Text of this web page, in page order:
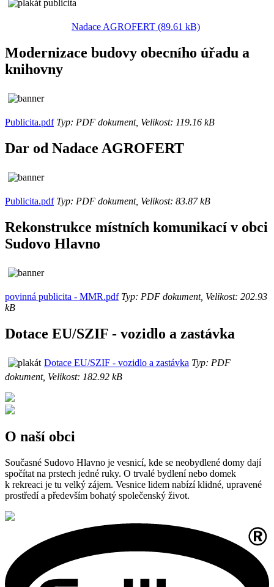
Nadace AGROFERT (89.61 kB)
Modernizace budovy obecního úřadu a
knihovny
Publicita.pdfTyp: PDF dokument, Velikost: 119.16 kB
Dar od Nadace AGROFERT
Publicita.pdfTyp: PDF dokument, Velikost: 83.87 kB
Rekonstrukce místních komunikací v obci
Sudovo Hlavno
povinná publicita - MMR.pdfTyp: PDF dokument, Velikost: 202.93
kB
Dotace EU/SZIF - vozidlo a zastávka
Dotace EU/SZIF - vozidlo a zastávka Typ: PDF
dokument, Velikost: 182.92 kB
O naší obci
Současné Sudovo Hlavno je vesnicí, kde se neobydlené domy dají
spočítat na prstech jedné ruky. O trvalé bydlení nebo domek
k rekreaci je tu velký zájem. Vesnice lidem nabízí klidné, upravené
prostředí a především bohatý společenský život.